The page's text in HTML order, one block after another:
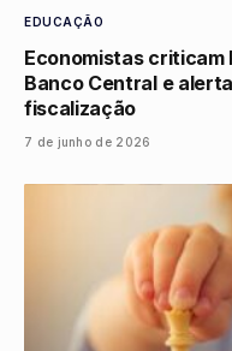
EDUCAÇÃO
Economistas criticam
Banco Central e
fiscalização
7 de junho de 2026